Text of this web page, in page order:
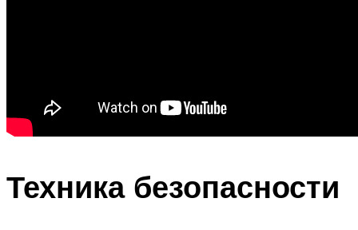
Техника безопасности